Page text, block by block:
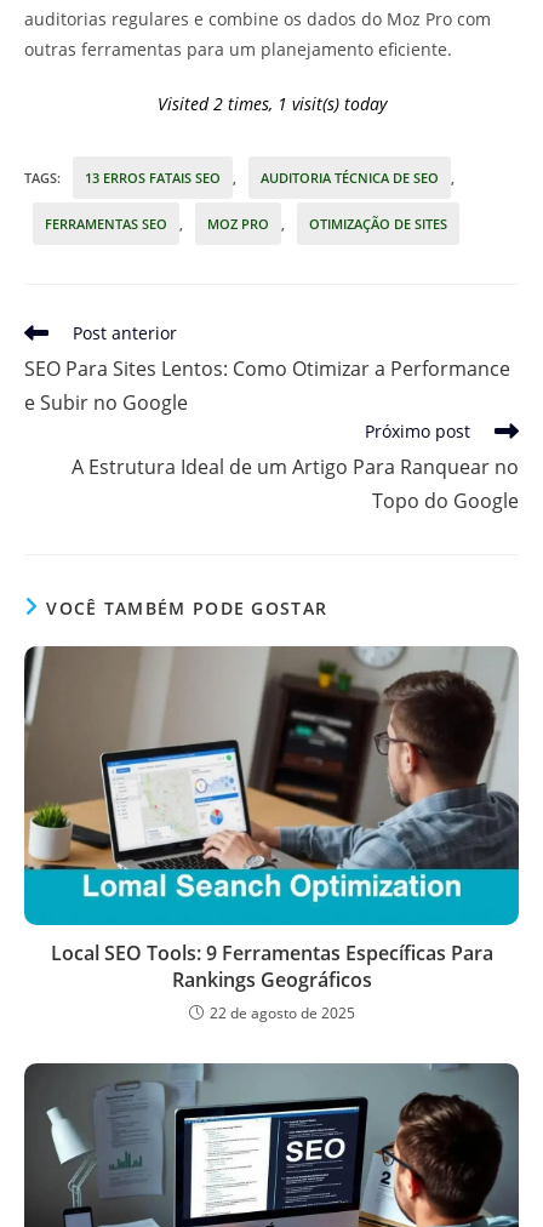
auditorias regulares e combine os dados do Moz Pro com
outras ferramentas para um planejamento eficiente.
Visited 2 times, 1 visit(s) today
TAGS: 13 ERROS FATAIS SEO , AUDITORIA TÉCNICA DE SEO ,
FERRAMENTAS SEO , MOZ PRO , OTIMIZAÇÃO DE SITES
Leia
artigos
Post anterior
SEO Para Sites Lentos: Como Otimizar a Performance
e Subir no Google
Próximo post
A Estrutura Ideal de um Artigo Para Ranquear no
Topo do Google
VOCÊ TAMBÉM PODE GOSTAR
Local SEO Tools: 9 Ferramentas Específicas Para
Rankings Geográficos
22 de agosto de 2025